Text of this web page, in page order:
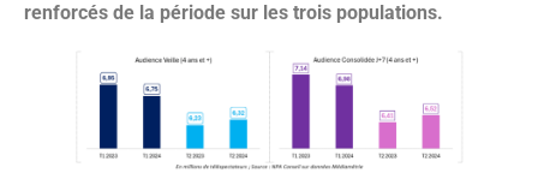
renforcés de la période sur les trois populations.